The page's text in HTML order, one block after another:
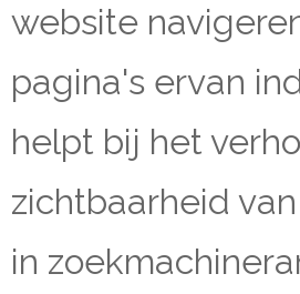
website
pagina's ervan
helpt bij het
zichtbaarheid
in